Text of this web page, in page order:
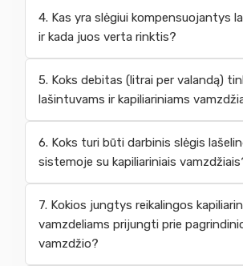
4. Kas yra slėgiui kompensuojantys
ir kada juos verta rinktis?
5. Koks debitas (litrai per valandą)
lašintuvams ir kapiliariniams
6. Koks turi būti darbinis slėgis
sistemoje su kapiliariniais
7. Kokios jungtys reikalingos
vamzdeliams prijungti prie
vamzdžio?